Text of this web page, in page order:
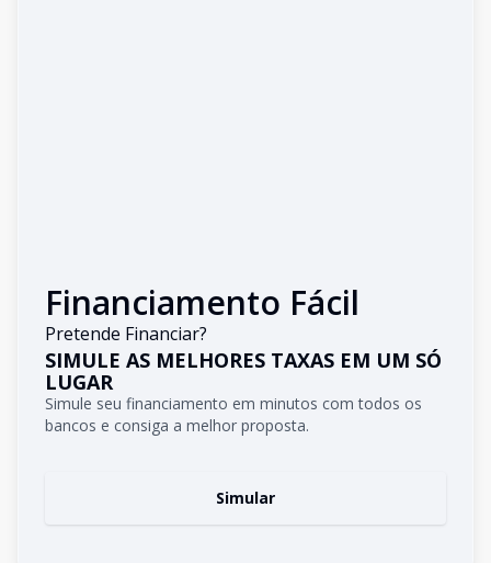
Financiamento Fácil
Pretende Financiar?
SIMULE AS MELHORES TAXAS EM UM SÓ
LUGAR
Simule seu financiamento em minutos com todos os
bancos e consiga a melhor proposta.
Simular